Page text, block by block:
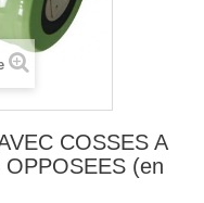
COSSES A
(en